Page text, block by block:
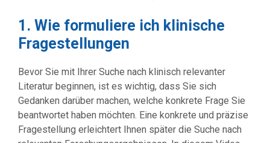
1. Wie formuliere ich klinische
Fragestellungen
Bevor Sie mit Ihrer Suche nach klinisch relevanter
Literatur beginnen, ist es wichtig, dass Sie sich
Gedanken darüber machen, welche konkrete Frage Sie
beantwortet haben möchten. Eine konkrete und präzise
Fragestellung erleichtert Ihnen später die Suche nach